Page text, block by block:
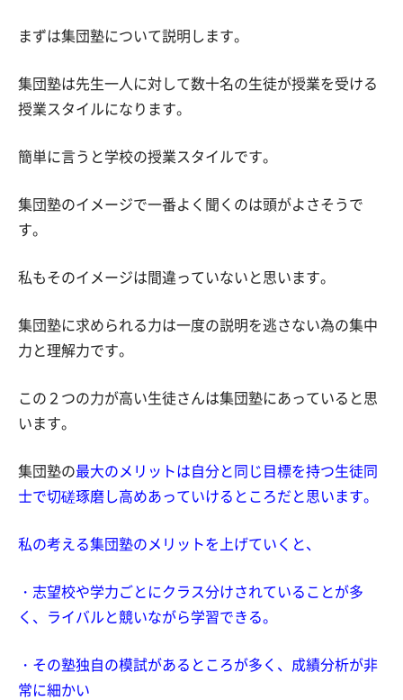
まずは集団塾について説明します。
集団塾は先生一人に対して数十名の生徒が授業を受ける
授業スタイルになります。
簡単に言うと学校の授業スタイルです。
集団塾のイメージで一番よく聞くのは頭がよさそうで
す。
私もそのイメージは間違っていないと思います。
集団塾に求められる力は一度の説明を逃さない為の集中
力と理解力です。
この２つの力が高い生徒さんは集団塾にあっていると思
います。
集団塾の最大のメリットは自分と同じ目標を持つ生徒同
士で切磋琢磨し高めあっていけるところだと思います。
私の考える集団塾のメリットを上げていくと、
・志望校や学力ごとにクラス分けされていることが多
く、ライバルと競いながら学習できる。
・その塾独自の模試があるところが多く、成績分析が非
常に細かい